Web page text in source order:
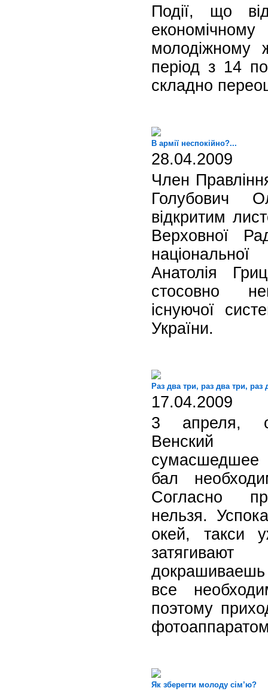
Події, що
молодіжному
період з 14
складно
В армії неспокійно?...
28.04.2009
Член
Голубович
відкритим
Верховної
Анатолія
стосовно
існуючої
України.
Раз два три, раз два три, раз
17.04.2009
3 апреля,
Венский
сумасшедшее
бал
Согласно
нельзя.
окей, такси
докрашиваешь
все
поэтому
Як зберегти молоду сім’ю?